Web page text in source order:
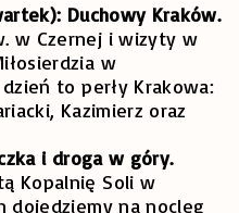
Duchowy Kraków.
w Czernej i wizyty w
w
to perły Krakowa:
Kazimierz oraz
i droga w góry.
Kopalnię Soli w
dojedziemy na nocleg